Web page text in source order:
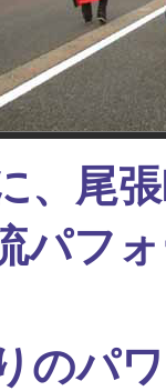
、尾
パフ
のパ